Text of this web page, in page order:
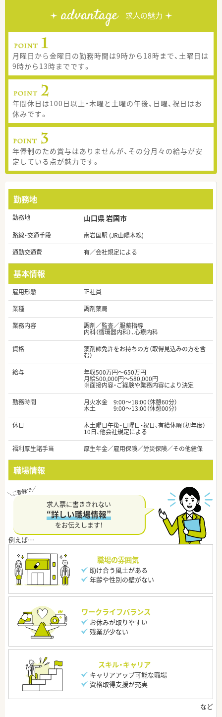
advantage 求人の魅力
月曜日から金曜日の勤務時間は9時から18時まで、土曜日は
9時から13時までです。
年間休日は100日以上・木曜と土曜の午後、日曜、祝日はお
休みです。
年俸制のため賞与はありませんが、その分月々の給与が安
定している点が魅力です。
勤務地
勤務地 山口県 岩国市
路線・交通手段
南岩国駅 (JR山陽本線)
通勤交通費
有／会社規定による
基本情報
雇用形態
正社員
業種
調剤薬局
業務内容
調剤／監査／服薬指導
内科（循環器内科）、心療内科
資格
薬剤師免許をお持ちの方（取得見込みの方を含
む）
給与
年収500万円～650万円
月給500,000円～580,000円
※面接内容・ご経験や業務内容により決定
勤務時間
月火水金 9:00～18:00（休憩60分）
木土 9:00～13:00（休憩00分）
休日
木土曜日午後・日曜日・祝日、有給休暇（初年度）
10日、他会社規定による
福利厚生諸手当
厚生年金／雇用保険／労災保険／その他健保
職場情報
求人票に書ききれない
“詳しい職場情報”
をお伝えします！
職場の雰囲気
助け合う風土がある
年齢や性別の壁がない
ワークライフバランス
お休みが取りやすい
残業が少ない
スキル・キャリア
キャリアアップ可能な職場
資格取得支援が充実